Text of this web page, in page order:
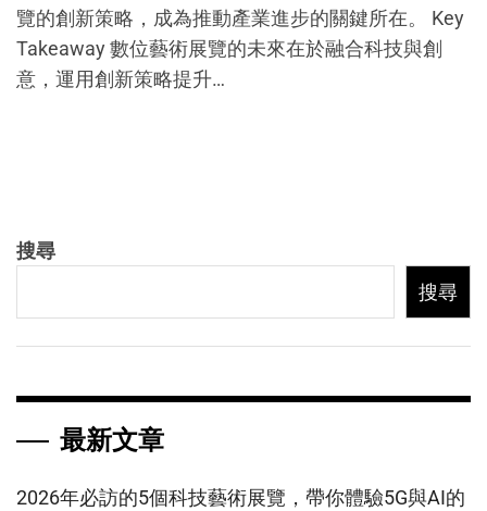
覽的創新策略，成為推動產業進步的關鍵所在。 Key
Takeaway 數位藝術展覽的未來在於融合科技與創
意，運用創新策略提升…
搜尋
搜尋
最新文章
2026年必訪的5個科技藝術展覽，帶你體驗5G與AI的